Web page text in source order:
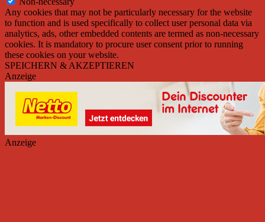
Any cookies that may not be particularly necessary for the website
to function and is used specifically to collect user personal data via
analytics, ads, other embedded contents are termed as non-necessary
cookies. It is mandatory to procure user consent prior to running
these cookies on your website.
SPEICHERN & AKZEPTIEREN
Anzeige
Anzeige